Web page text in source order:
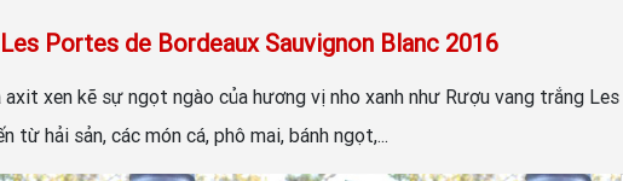
Portes de Bordeaux Sauvignon Blanc 2016
xen kẽ sự ngọt ngào của hương vị nho xanh như Rượu vang trắng
từ hải sản, các món cá, phô mai, bánh ngọt,...